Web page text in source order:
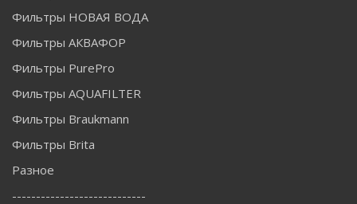
Фильтры НОВАЯ ВОДА
Фильтры АКВАФОР
Фильтры PurePro
Фильтры AQUAFILTER
Фильтры Braukmann
Фильтры Brita
Разное
----------------------------